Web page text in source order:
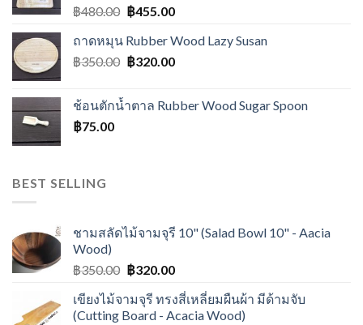
฿480.00 ฿455.00
ถาดหมุน Rubber Wood Lazy Susan
฿350.00 ฿320.00
ช้อนตักน้ำตาล Rubber Wood Sugar Spoon
฿75.00
BEST SELLING
ชามสลัดไม้จามจุรี 10" (Salad Bowl 10" - Aacia
Wood)
฿350.00 ฿320.00
เขียงไม้จามจุรี ทรงสี่เหลี่ยมผืนผ้า มีด้ามจับ
(Cutting Board - Acacia Wood)